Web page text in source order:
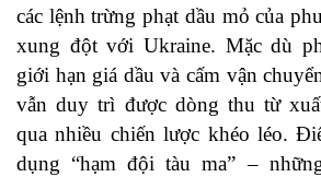
các lệnh trừng phạt dầu mỏ của
xung đột với Ukraine. Mặc dù
giới hạn giá dầu và cấm vận
vẫn duy trì được dòng thu từ
qua nhiều chiến lược khéo léo.
dụng “hạm đội tàu ma” –